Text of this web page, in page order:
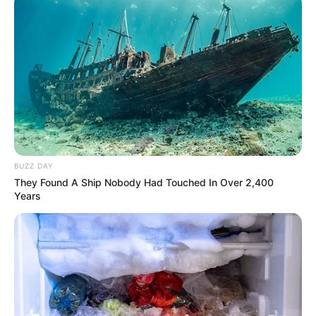
Channel TV: MBC
Jumlah Episode: 32
Masa Tayang: 27 Maret 2019 – 16 Mei 2019
Jadwal Tayang: Rabu dan Kamis, jam 22:00 KST atau 20:00
WIB
BUZZ DAY
They Found A Ship Nobody Had Touched In Over 2,400
Years